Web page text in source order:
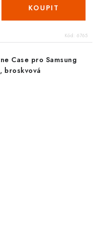
Kód: 6765
Case pro Samsung
broskvová